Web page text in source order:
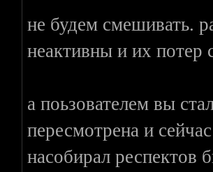
не будем смешивать.
неактивны и их потер
а поьзователем вы
пересмотрена и
насобирал респектов